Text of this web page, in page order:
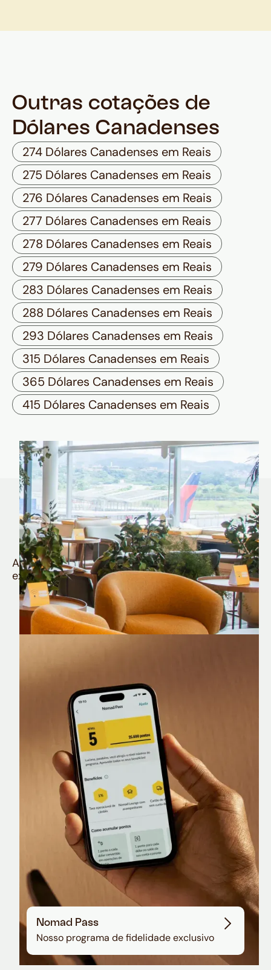
Outras cotações de
Dólares Canadenses
274 Dólares Canadenses em Reais
275 Dólares Canadenses em Reais
276 Dólares Canadenses em Reais
277 Dólares Canadenses em Reais
278 Dólares Canadenses em Reais
279 Dólares Canadenses em Reais
283 Dólares Canadenses em Reais
288 Dólares Canadenses em Reais
293 Dólares Canadenses em Reais
315 Dólares Canadenses em Reais
365 Dólares Canadenses em Reais
415 Dólares Canadenses em Reais
Quem é Nomad tem
muito mais
Aproveite todos os benefícios e vantagens
exclusivas da sua Conta Internacional
Nomad Lounge
Sala VIP no Aeroporto de Guarulhos
Nomad Pass
Nosso programa de fidelidade exclusivo